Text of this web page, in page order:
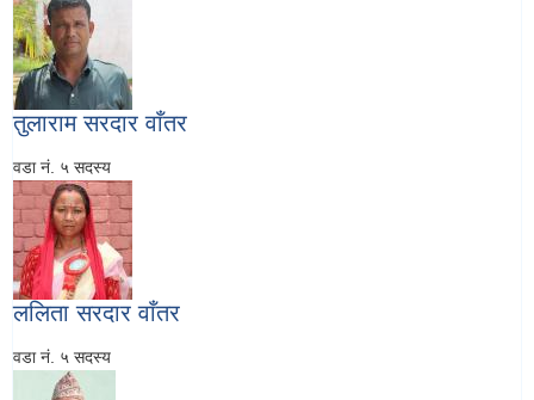
तुलाराम सरदार वाँतर
वडा नं. ५ सदस्य
ललिता सरदार वाँतर
वडा नं. ५ सदस्य